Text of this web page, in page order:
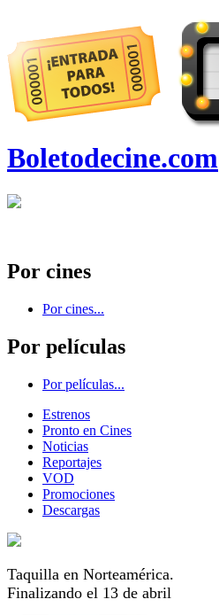
Boletodecine.com
Por cines
Por cines...
Por películas
Por películas...
Estrenos
Pronto en Cines
Noticias
Reportajes
VOD
Promociones
Descargas
Taquilla en Norteamérica.
Finalizando el 13 de abril